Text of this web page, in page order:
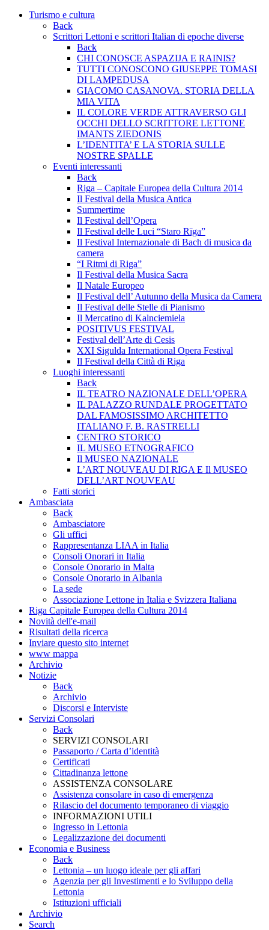
Turismo e cultura
Back
Scrittori Lettoni e scrittori Italian di epoche diverse
Back
CHI CONOSCE ASPAZIJA E RAINIS?
TUTTI CONOSCONO GIUSEPPE TOMASI
DI LAMPEDUSA
GIACOMO CASANOVA. STORIA DELLA
MIA VITA
IL COLORE VERDE ATTRAVERSO GLI
OCCHI DELLO SCRITTORE LETTONE
IMANTS ZIEDONIS
L’IDENTITA’ E LA STORIA SULLE
NOSTRE SPALLE
Eventi interessanti
Back
Riga – Capitale Europea della Cultura 2014
Il Festival della Musica Antica
Summertime
Il Festival dell’Opera
Il Festival delle Luci “Staro Rīga”
Il Festival Internazionale di Bach di musica da
camera
“I Ritmi di Riga”
Il Festival della Musica Sacra
Il Natale Europeo
Il Festival dell’ Autunno della Musica da Camera
Il Festival delle Stelle di Pianismo
Il Mercatino di Kalnciemiela
POSITIVUS FESTIVAL
Festival dell’Arte di Cesis
XXI Sigulda International Opera Festival
Il Festival della Città di Riga
Luoghi interessanti
Back
IL TEATRO NAZIONALE DELL’OPERA
IL PALAZZO RUNDALE PROGETTATO
DAL FAMOSISSIMO ARCHITETTO
ITALIANO F. B. RASTRELLI
CENTRO STORICO
IL MUSEO ETNOGRAFICO
Il MUSEO NAZIONALE
L’ART NOUVEAU DI RIGA E Il MUSEO
DELL’ART NOUVEAU
Fatti storici
Ambasciata
Back
Ambasciatore
Gli uffici
Rappresentanza LIAA in Italia
Consoli Onorari in Italia
Console Onorario in Malta
Console Onorario in Albania
La sede
Associazione Lettone in Italia e Svizzera Italiana
Riga Capitale Europea della Cultura 2014
Novità dell'e-mail
Risultati della ricerca
Inviare questo sito internet
www mappa
Archivio
Notizie
Back
Archivio
Discorsi e Interviste
Servizi Consolari
Back
SERVIZI CONSOLARI
Passaporto / Carta d’identità
Certificati
Cittadinanza lettone
ASSISTENZA CONSOLARE
Assistenza consolare in caso di emergenza
Rilascio del documento temporaneo di viaggio
INFORMAZIONI UTILI
Ingresso in Lettonia
Legalizzazione dei documenti
Economia e Business
Back
Lettonia – un luogo ideale per gli affari
Agenzia per gli Investimenti e lo Sviluppo della
Lettonia
Istituzioni ufficiali
Archivio
Search